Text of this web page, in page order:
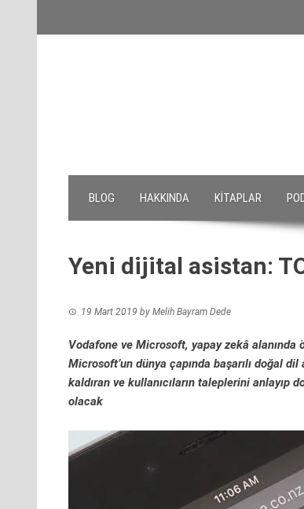
BLOG HAKKINDA KITAPLAR
Yeni dijital asistan:
19 Mart 2019 by Melih Bayram Dede
Vodafone ve Microsoft, yapay zekâ
Microsoft’un dünya çapında başarılı doğal
kaldıran ve kullanıcıların taleplerini anlayıp
olacak